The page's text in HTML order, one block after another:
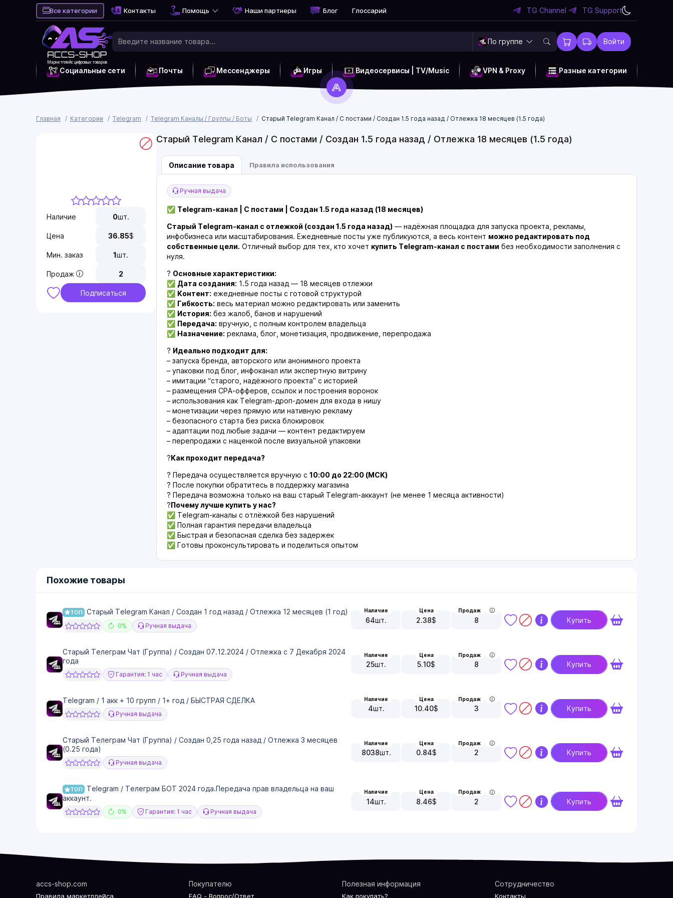
Все категории Контакты Помощь Наши партнеры Блог Глоссарий TG Channel TG Support
Маркетплейс цифровых товаров
По группе Войти
Социальные сети Почты Мессенджеры Игры Видеосервисы | TV/Music VPN & Proxy Разные категории
Главная Категории Telegram Telegram Каналы / Группы / Боты Старый Telegram Канал / С постами / Создан 1.5 года назад / Отлежка 18 месяцев (1.5 года)
Наличие 0шт.
Цена 36.85$
Мин. заказ 1шт.
Продаж 2
Подписаться
Старый Telegram Канал / С постами / Создан 1.5 года назад / Отлежка 18 месяцев (1.5 года)
Описание товара Правила использования
Ручная выдача
✅ Telegram-канал | С постами | Создан 1.5 года назад (18 месяцев)
Старый Telegram-канал с отлежкой (создан 1.5 года назад) — надёжная площадка для запуска проекта, рекламы,
инфобизнеса или масштабирования. Ежедневные посты уже публикуются, а весь контент можно редактировать под
собственные цели. Отличный выбор для тех, кто хочет купить Telegram-канал с постами без необходимости заполнения с
нуля.
? Основные характеристики:
✅ Дата создания: 1.5 года назад — 18 месяцев отлежки
✅ Контент: ежедневные посты с готовой структурой
✅ Гибкость: весь материал можно редактировать или заменить
✅ История: без жалоб, банов и нарушений
✅ Передача: вручную, с полным контролем владельца
✅ Назначение: реклама, блог, монетизация, продвижение, перепродажа
? Идеально подходит для:
– запуска бренда, авторского или анонимного проекта
– упаковки под блог, инфоканал или экспертную витрину
– имитации “старого, надёжного проекта” с историей
– размещения CPA-офферов, ссылок и построения воронок
– использования как Telegram-дроп-домен для входа в нишу
– монетизации через прямую или нативную рекламу
– безопасного старта без риска блокировок
– адаптации под любые задачи — контент редактируем
– перепродажи с наценкой после визуальной упаковки
?Как проходит передача?
? Передача осуществляется вручную с 10:00 до 22:00 (МСК)
? После покупки обратитесь в поддержку магазина
? Передача возможна только на ваш старый Telegram-аккаунт (не менее 1 месяца активности)
?Почему лучше купить у нас?
✅ Telegram-каналы с отлёжкой без нарушений
✅ Полная гарантия передачи владельца
✅ Быстрая и безопасная сделка без задержек
✅ Готовы проконсультировать и поделиться опытом
Похожие товары
ТОП Старый Telegram Канал / Создан 1 год назад / Отлежка 12 месяцев (1 год)
0% Ручная выдача
Наличие
64шт.
Цена
2.38$
Продаж
8 Купить
Старый Телеграм Чат (Группа) / Создан 07.12.2024 / Отлежка с 7 Декабря 2024
года
Гарантия: 1 час Ручная выдача
Наличие
25шт.
Цена
5.10$
Продаж
8 Купить
Telegram / 1 акк + 10 групп / 1+ год / БЫСТРАЯ СДЕЛКА
Ручная выдача
Наличие
4шт.
Цена
10.40$
Продаж
3 Купить
Старый Телеграм Чат (Группа) / Создан 0,25 года назад / Отлежка 3 месяцев
(0.25 года)
Ручная выдача
Наличие
8038шт.
Цена
0.84$
Продаж
2 Купить
ТОП
Telegram / Телеграм БОТ 2024 года.Передача прав владельца на ваш
аккаунт.
0% Гарантия: 1 час Ручная выдача
Наличие
14шт.
Цена
8.46$
Продаж
2 Купить
accs-shop.com
Правила маркетплейса
Покупателю
FAQ - Вопрос/Ответ
Полезная информация
Как покупать?
Сотрудничество
Контакты